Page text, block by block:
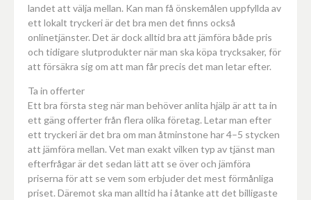
landet att välja mellan. Kan man få önskemålen uppfyllda av
ett lokalt tryckeri är det bra men det finns också
onlinetjänster. Det är dock alltid bra att jämföra både pris
och tidigare slutprodukter när man ska köpa trycksaker, för
att försäkra sig om att man får precis det man letar efter.
Ta in offerter
Ett bra första steg när man behöver anlita hjälp är att ta in
ett gäng offerter från flera olika företag. Letar man efter
ett tryckeri är det bra om man åtminstone har 4–5 stycken
att jämföra mellan. Vet man exakt vilken typ av tjänst man
efterfrågar är det sedan lätt att se över och jämföra
priserna för att se vem som erbjuder det mest förmånliga
priset. Däremot ska man alltid ha i åtanke att det billigaste